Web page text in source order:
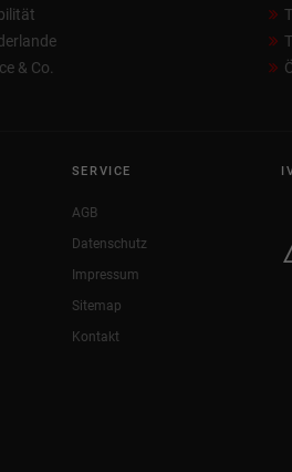
& Co.
SERVICE
AGB
Datenschutz
Impressum
Sitemap
Kontakt